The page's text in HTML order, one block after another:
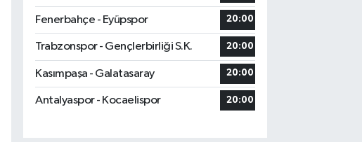
Fenerbahçe - Eyüpspor 20:00
Trabzonspor - Gençlerbirliği S.K. 20:00
Kasımpaşa - Galatasaray 20:00
Antalyaspor - Kocaelispor 20:00